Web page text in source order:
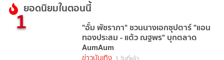
ยอดนิยมในตอนนี้
1 "อั้ม พัชราภา" ชวนนางเอกซุปตาร์ "แอน
ทองประสม - แต้ว ณฐพร" บุกตลาด
AumAum